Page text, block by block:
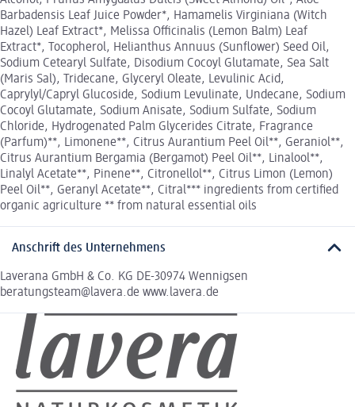
Barbadensis Leaf Juice Powder*, Hamamelis Virginiana (Witch
Hazel) Leaf Extract*, Melissa Officinalis (Lemon Balm) Leaf
Extract*, Tocopherol, Helianthus Annuus (Sunflower) Seed Oil,
Sodium Cetearyl Sulfate, Disodium Cocoyl Glutamate, Sea Salt
(Maris Sal), Tridecane, Glyceryl Oleate, Levulinic Acid,
Caprylyl/Capryl Glucoside, Sodium Levulinate, Undecane, Sodium
Cocoyl Glutamate, Sodium Anisate, Sodium Sulfate, Sodium
Chloride, Hydrogenated Palm Glycerides Citrate, Fragrance
(Parfum)**, Limonene**, Citrus Aurantium Peel Oil**, Geraniol**,
Citrus Aurantium Bergamia (Bergamot) Peel Oil**, Linalool**,
Linalyl Acetate**, Pinene**, Citronellol**, Citrus Limon (Lemon)
Peel Oil**, Geranyl Acetate**, Citral*** ingredients from certified
organic agriculture ** from natural essential oils
Anschrift des Unternehmens
Laverana GmbH & Co. KG DE-30974 Wennigsen
beratungsteam@lavera.de www.lavera.de